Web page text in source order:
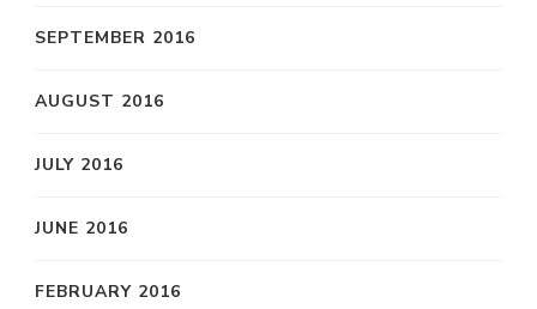
SEPTEMBER 2016
AUGUST 2016
JULY 2016
JUNE 2016
FEBRUARY 2016